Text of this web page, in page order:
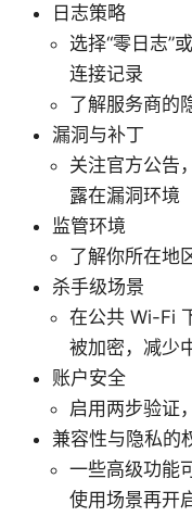
日志策略
选择“零日志”
连接记录
了解服务商的
漏洞与补丁
关注官方公告
露在漏洞环境
监管环境
了解你所在地
杀手级场景
在公共 Wi-Fi
被加密，减少
账户安全
启用两步验证
兼容性与隐私的
一些高级功能
使用场景再开